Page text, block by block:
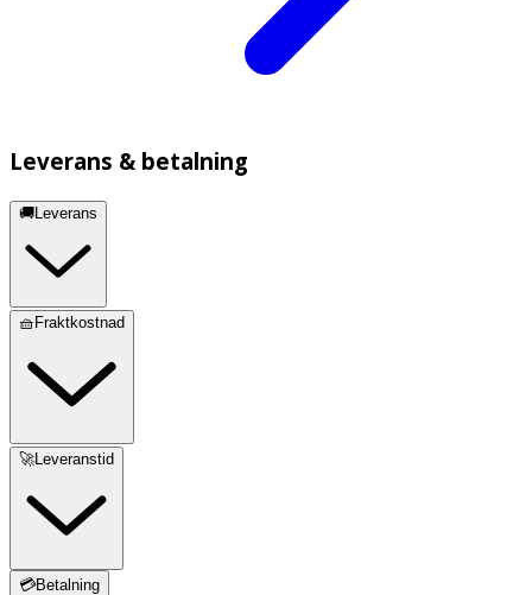
Leverans & betalning
🚚Leverans
🧺Fraktkostnad
🚀Leveranstid
💳Betalning